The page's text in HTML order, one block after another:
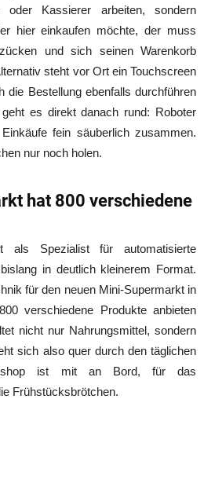
Kassierer arbeiten, sondern
hier einkaufen möchte, der muss
und sich seinen Warenkorb
steht vor Ort ein Touchscreen
die Bestellung ebenfalls durchführen
es direkt danach rund: Roboter
fein säuberlich zusammen.
nur noch holen.
hat 800 verschiedene
als Spezialist für automatisierte
in deutlich kleinerem Format.
für den neuen Mini-Supermarkt in
verschiedene Produkte anbieten
nicht nur Nahrungsmittel, sondern
sich also quer durch den täglichen
ist mit an Bord, für das
Frühstücksbrötchen.